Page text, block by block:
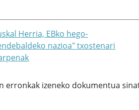
Herria, EBko hego-
nazioa" txostenari
erronkak izeneko dokumentua